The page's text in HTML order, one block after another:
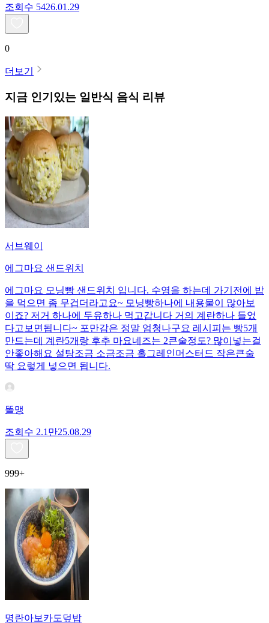
조회수 5426.01.29
0
더보기
지금 인기있는 일반식 음식 리뷰
서브웨이
에그마요 샌드위치
에그마요 모닝빵 샌드위치 입니다. 수영을 하는데 가기전에 밥
을 먹으면 좀 무겁더라고요~ 모닝빵하나에 내용물이 많아보
이죠? 저거 하나에 두유하나 먹고갑니다 거의 계란하나 들었
다고보면됩니다~ 포만감은 정말 엄청나구요 레시피는 빵5개
만드는데 계란5개랑 후추 마요네즈는 2큰술정도? 많이넣는걸
안좋아해요 설탕조금 소금조금 홀그레인머스터드 작은큰술
딱 요렇게 넣으면 됩니다.
똘맹
조회수 2.1만25.08.29
999+
명란아보카도덮밥